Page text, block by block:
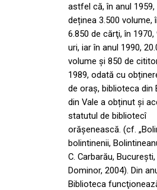
astfel că, în anul
deținea 3.500 volume,
6.850 de cărţi, în 1970,
uri, iar în anul 1990,
volume și 850 de
1989, odată cu
de oraş, biblioteca din
din Vale a obținut și
statutul de bibliotecî
orăşenească. (cf.
bolintinenii,
C. Carbarău,
Dominor, 2004). Din
Biblioteca